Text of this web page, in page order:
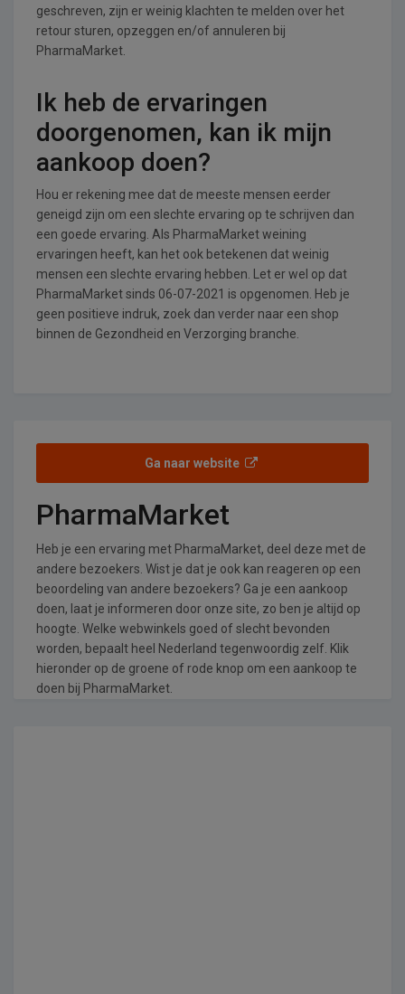
geschreven, zijn er weinig klachten te melden over het
retour sturen, opzeggen en/of annuleren bij
PharmaMarket.
Ik heb de ervaringen
doorgenomen, kan ik mijn
aankoop doen?
Hou er rekening mee dat de meeste mensen eerder
geneigd zijn om een slechte ervaring op te schrijven dan
een goede ervaring. Als PharmaMarket weining
ervaringen heeft, kan het ook betekenen dat weinig
mensen een slechte ervaring hebben. Let er wel op dat
PharmaMarket sinds 06-07-2021 is opgenomen. Heb je
geen positieve indruk, zoek dan verder naar een shop
binnen de Gezondheid en Verzorging branche.
Ga naar website
PharmaMarket
Heb je een ervaring met PharmaMarket, deel deze met de
andere bezoekers. Wist je dat je ook kan reageren op een
beoordeling van andere bezoekers? Ga je een aankoop
doen, laat je informeren door onze site, zo ben je altijd op
hoogte. Welke webwinkels goed of slecht bevonden
worden, bepaalt heel Nederland tegenwoordig zelf. Klik
hieronder op de groene of rode knop om een aankoop te
doen bij PharmaMarket.